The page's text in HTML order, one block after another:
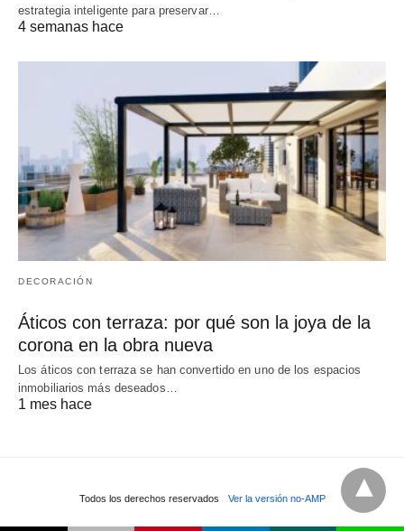
estrategia inteligente para preservar…
4 semanas hace
DECORACIÓN
Áticos con terraza: por qué son la joya de la
corona en la obra nueva
Los áticos con terraza se han convertido en uno de los espacios
inmobiliarios más deseados…
1 mes hace
Todos los derechos reservados Ver la versión no-AMP